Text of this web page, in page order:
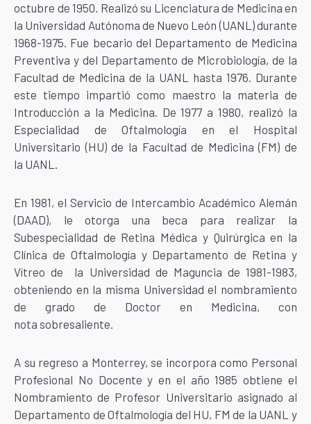
octubre de 1950. Realizó su Licenciatura de Medicina en
la Universidad Autónoma de Nuevo León (UANL) durante
1968-1975. Fue becario del Departamento de Medicina
Preventiva y del Departamento de Microbiología, de la
Facultad de Medicina de la UANL hasta 1976. Durante
este tiempo impartió como maestro la materia de
Introducción a la Medicina. De 1977 a 1980, realizó la
Especialidad de Oftalmología en el Hospital
Universitario (HU) de la Facultad de Medicina (FM) de
la UANL.
En 1981, el Servicio de Intercambio Académico Alemán
(DAAD), le otorga una beca para realizar la
Subespecialidad de Retina Médica y Quirúrgica en la
Clínica de Oftalmología y Departamento de Retina y
Vítreo de la Universidad de Maguncia de 1981-1983,
obteniendo en la misma Universidad el nombramiento
de grado de Doctor en Medicina, con
nota sobresaliente.
A su regreso a Monterrey, se incorpora como Personal
Profesional No Docente y en el año 1985 obtiene el
Nombramiento de Profesor Universitario asignado al
Departamento de Oftalmología del HU, FM de la UANL y